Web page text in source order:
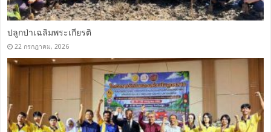
ปลูกป่าเฉลิมพระเกียรติ
22 กรกฎาคม, 2026